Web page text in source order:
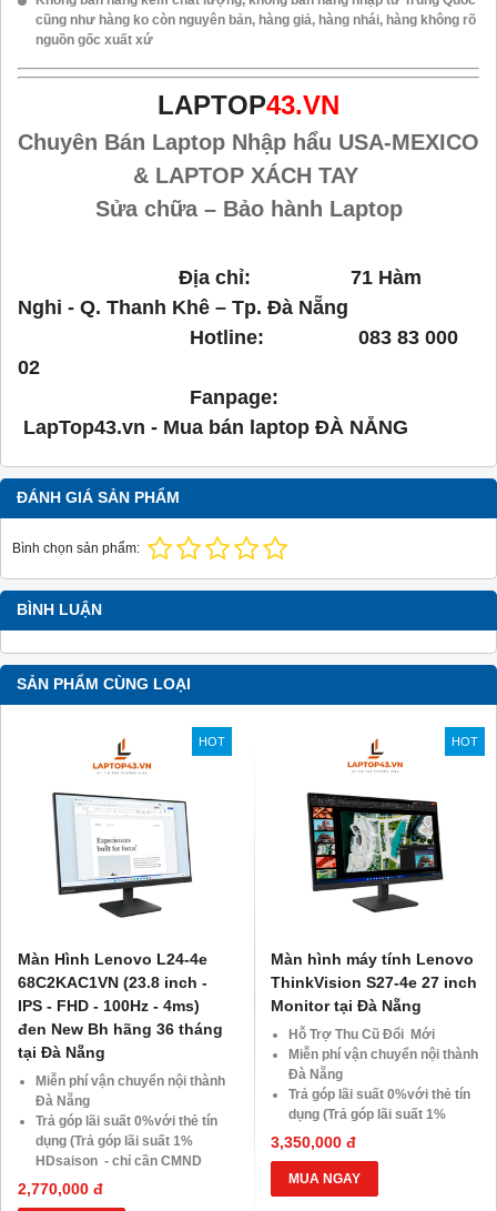
cũng như hàng ko còn nguyên bản, hàng giả, hàng nhái, hàng không rõ
nguồn gốc xuất xứ
LAPTOP43.VN
Chuyên Bán Laptop Nhập hẩu USA-MEXICO
& LAPTOP XÁCH TAY
Sửa chữa – Bảo hành Laptop
Địa chỉ: 71 Hàm
Nghi - Q. Thanh Khê – Tp. Đà Nẵng
Hotline: 083 83 000
02
Fanpage:
LapTop43.vn - Mua bán laptop ĐÀ NẴNG
ĐÁNH GIÁ SẢN PHẨM
Bình chọn sản phẩm:
BÌNH LUẬN
SẢN PHẨM CÙNG LOẠI
HOT
Màn Hình Lenovo L24-4e
68C2KAC1VN (23.8 inch -
IPS - FHD - 100Hz - 4ms)
đen New Bh hãng 36 tháng
tại Đà Nẵng
Miễn phí vận chuyển nội thành
Đà Nẵng
Trả góp lãi suất 0%với thẻ tín
dụng (Trả góp lãi suất 1%
HDsaison - chỉ cần CMND
BLX hoặc hộ khẩu gốc )
Giảm 20%khi nâng cấp Ram-
2,770,000 đ
HOT
Màn hình máy tính Lenovo
ThinkVision S27-4e 27 inch
Monitor tại Đà Nẵng
Hỗ Trợ Thu Cũ Đổi Mới
Miễn phí vận chuyển nội thành
Đà Nẵng
Trả góp lãi suất 0%với thẻ tín
dụng (Trả góp lãi suất 1%
HDsaison - chỉ cần CMND
BLX hoặc hộ khẩu gốc )
Giảm 20%khi nâng cấp Ram-
SSD
3,350,000 đ
MUA NGAY